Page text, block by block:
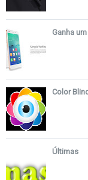
Ganha
Color
Últimas